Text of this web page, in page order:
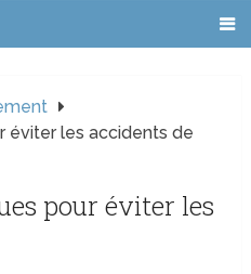
éviter les accidents de
pour éviter les